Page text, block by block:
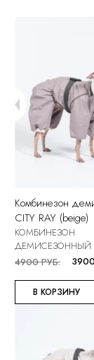
Комбинезон
CITY RAY (beige)
КОМБИНЕЗОН
ДЕМИСЕЗОННЫЙ
4900 РУБ.
В КОРЗИНУ